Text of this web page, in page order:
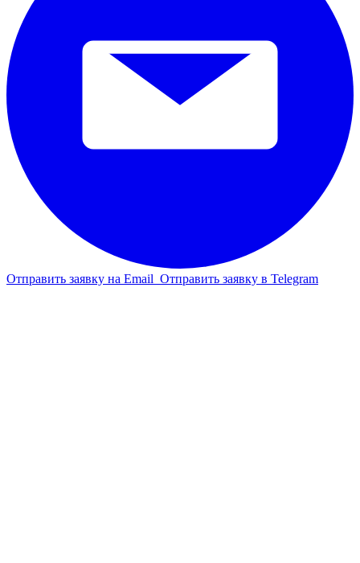
Отправить заявку на Email Отправить заявку в Telegram